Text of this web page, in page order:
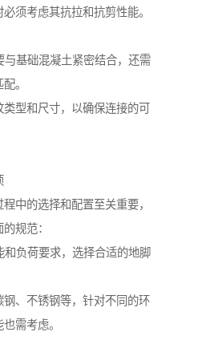
须考虑其抗拉和抗剪性能。
与基础混凝土紧密结合，还需
。
型和尺寸，以确保连接的可
中的选择和配置至关重要，
规范：
和负荷要求，选择合适的地脚
、不锈钢等，针对不同的环
需考虑。